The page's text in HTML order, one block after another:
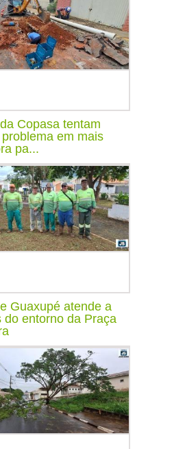
Copasa tentam
em mais
pa...
Guaxupé atende a
do entorno da Praça